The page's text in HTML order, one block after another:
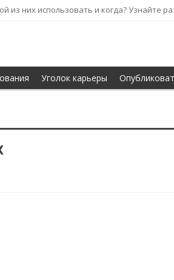
из них использовать и когда? Узнайте
Уголок карьеры